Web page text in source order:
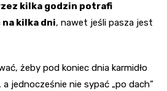
kilka godzin potrafi
kilka dni, nawet jeśli pasza jest
żeby pod koniec dnia karmidło
a jednocześnie nie sypać „po dach”